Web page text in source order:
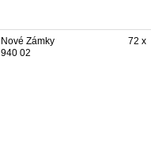
Nové Zámky
940 02
72 x